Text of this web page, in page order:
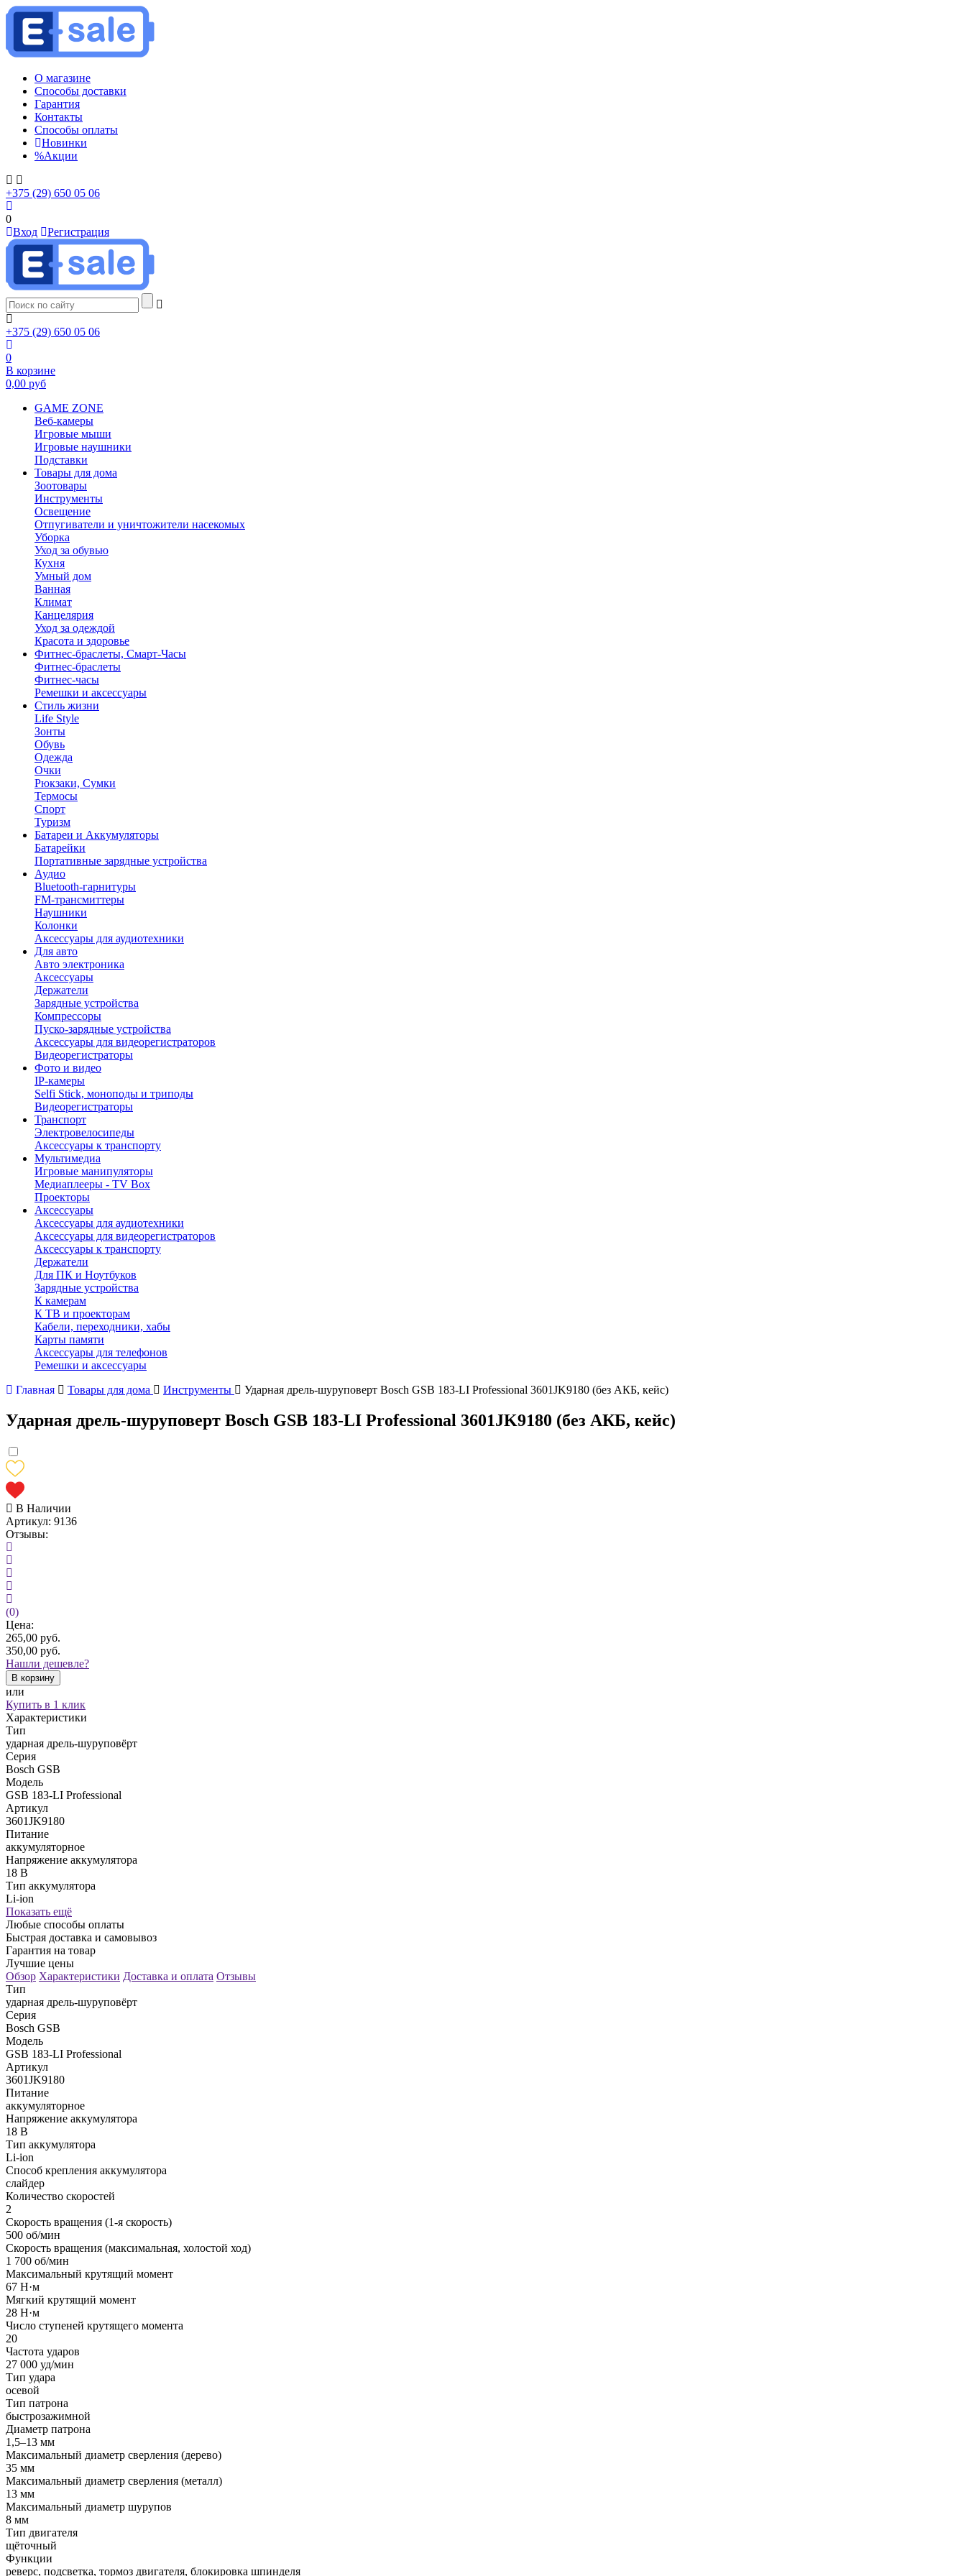
О магазине
Способы доставки
Гарантия
Контакты
Способы оплаты
Новинки
%Акции
+375 (29) 650 05 06
0
Вход
Регистрация
+375 (29) 650 05 06
0
В корзине
0,00 руб
GAME ZONE
Веб-камеры
Игровые мыши
Игровые наушники
Подставки
Товары для дома
Зоотовары
Инструменты
Освещение
Отпугиватели и уничтожители насекомых
Уборка
Уход за обувью
Кухня
Умный дом
Ванная
Климат
Канцелярия
Уход за одеждой
Красота и здоровье
Фитнес-браслеты, Смарт-Часы
Фитнес-браслеты
Фитнес-часы
Ремешки и аксессуары
Стиль жизни
Life Style
Зонты
Обувь
Одежда
Очки
Рюкзаки, Сумки
Термосы
Спорт
Туризм
Батареи и Аккумуляторы
Батарейки
Портативные зарядные устройства
Аудио
Bluetooth-гарнитуры
FM-трансмиттеры
Наушники
Колонки
Аксессуары для аудиотехники
Для авто
Авто электроника
Аксессуары
Держатели
Зарядные устройства
Компрессоры
Пуско-зарядные устройства
Аксессуары для видеорегистраторов
Видеорегистраторы
Фото и видео
IP-камеры
Selfi Stick, моноподы и триподы
Видеорегистраторы
Транспорт
Электровелосипеды
Аксессуары к транспорту
Мультимедиа
Игровые манипуляторы
Медиаплееры - TV Box
Проекторы
Аксессуары
Аксессуары для аудиотехники
Аксессуары для видеорегистраторов
Аксессуары к транспорту
Держатели
Для ПК и Ноутбуков
Зарядные устройства
К камерам
К ТВ и проекторам
Кабели, переходники, хабы
Карты памяти
Аксессуары для телефонов
Ремешки и аксессуары
Главная
Товары для дома Инструменты Ударная дрель-шуруповерт Bosch GSB 183-LI Professional 3601JK9180 (без АКБ, кейс)
Ударная дрель-шуруповерт Bosch GSB 183-LI Professional 3601JK9180 (без АКБ, кейс)
В Наличии
Артикул: 9136
Отзывы:
(0)
Цена:
265,00 руб.
350,00 руб.
Нашли дешевле?
В корзину
или
Купить в 1 клик
Характеристики
Тип
ударная дрель‑шуруповёрт
Серия
Bosch GSB
Модель
GSB 183‑LI Professional
Артикул
3601JK9180
Питание
аккумуляторное
Напряжение аккумулятора
18 В
Тип аккумулятора
Li‑ion
Показать ещё
Любые способы оплаты
Быстрая доставка и самовывоз
Гарантия на товар
Лучшие цены
Обзор Характеристики Доставка и оплата Отзывы
Тип
ударная дрель‑шуруповёрт
Серия
Bosch GSB
Модель
GSB 183‑LI Professional
Артикул
3601JK9180
Питание
аккумуляторное
Напряжение аккумулятора
18 В
Тип аккумулятора
Li‑ion
Способ крепления аккумулятора
слайдер
Количество скоростей
2
Скорость вращения (1‑я скорость)
500 об/мин
Скорость вращения (максимальная, холостой ход)
1 700 об/мин
Максимальный крутящий момент
67 Н·м
Мягкий крутящий момент
28 Н·м
Число ступеней крутящего момента
20
Частота ударов
27 000 уд/мин
Тип удара
осевой
Тип патрона
быстрозажимной
Диаметр патрона
1,5–13 мм
Максимальный диаметр сверления (дерево)
35 мм
Максимальный диаметр сверления (металл)
13 мм
Максимальный диаметр шурупов
8 мм
Тип двигателя
щёточный
Функции
реверс, подсветка, тормоз двигателя, блокировка шпинделя